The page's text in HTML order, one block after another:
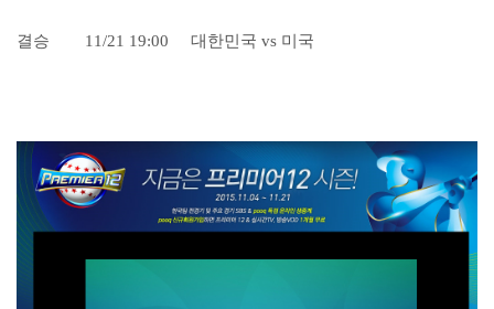
결승 11/21 19:00 대한민국 vs 미국